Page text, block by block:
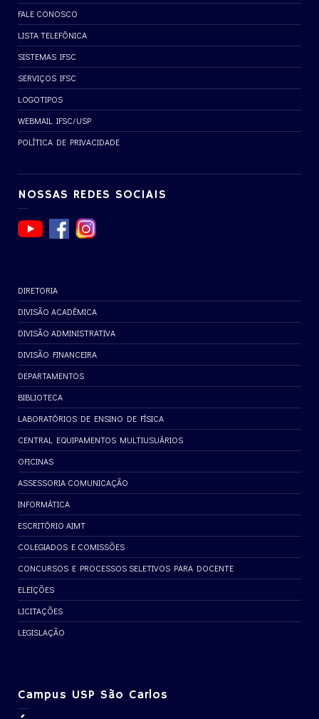
FALE CONOSCO
LISTA TELEFÔNICA
SISTEMAS IFSC
SERVIÇOS IFSC
LOGOTIPOS
WEBMAIL IFSC/USP
POLÍTICA DE PRIVACIDADE
NOSSAS REDES SOCIAIS
DIRETORIA
DIVISÃO ACADÊMICA
DIVISÃO ADMINISTRATIVA
DIVISÃO FINANCEIRA
DEPARTAMENTOS
BIBLIOTECA
LABORATÓRIOS DE ENSINO DE FÍSICA
CENTRAL EQUIPAMENTOS MULTIUSUÁRIOS
OFICINAS
ASSESSORIA COMUNICAÇÃO
INFORMÁTICA
ESCRITÓRIO AIMT
COLEGIADOS E COMISSÕES
CONCURSOS E PROCESSOS SELETIVOS PARA DOCENTE
ELEIÇÕES
LICITAÇÕES
LEGISLAÇÃO
Campus USP São Carlos